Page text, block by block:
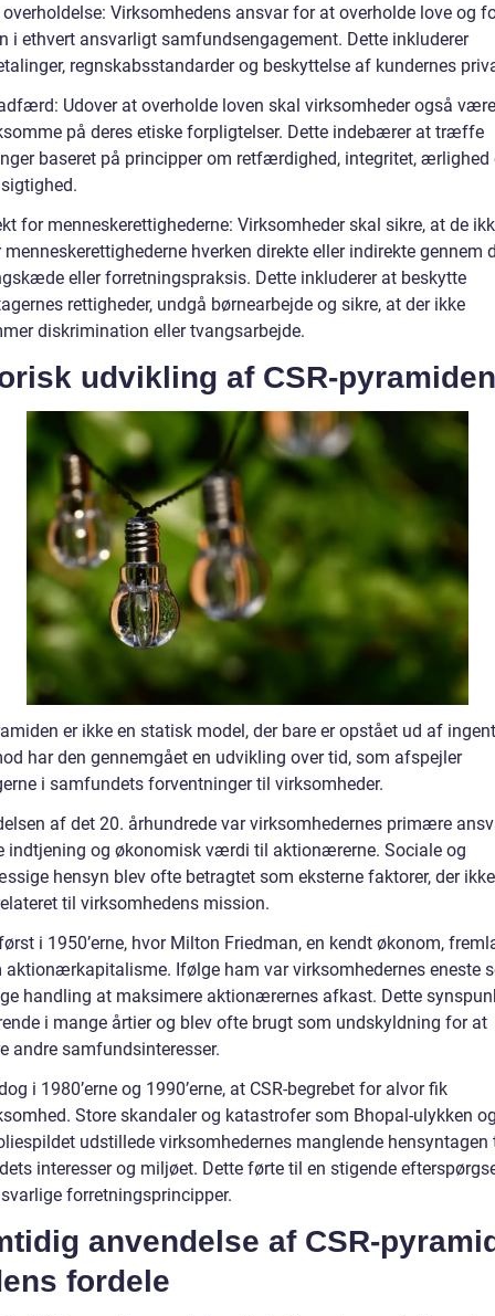
Virksomhedens ansvar for at overholde love og
i ethvert ansvarligt samfundsengagement. Dette inkluderer
regnskabsstandarder og beskyttelse af kundernes
Udover at overholde loven skal virksomheder også være
på deres etiske forpligtelser. Dette indebærer at træffe
baseret på principper om retfærdighed, integritet, ærlighed
for menneskerettighederne: Virksomheder skal sikre, at de
hverken direkte eller indirekte gennem
eller forretningspraksis. Dette inkluderer at beskytte
rettigheder, undgå børnearbejde og sikre, at der ikke
diskrimination eller tvangsarbejde.
udvikling af CSR-pyramiden
er ikke en statisk model, der bare er opstået ud af
har den gennemgået en udvikling over tid, som afspejler
i samfundets forventninger til virksomheder.
af det 20. århundrede var virksomhedernes primære
indtjening og økonomisk værdi til aktionærerne. Sociale og
hensyn blev ofte betragtet som eksterne faktorer, der
til virksomhedens mission.
i 1950’erne, hvor Milton Friedman, en kendt økonom,
aktionærkapitalisme. Ifølge ham var virksomhedernes eneste
handling at maksimere aktionærernes afkast. Dette
i mange årtier og blev ofte brugt som undskyldning for at
andre samfundsinteresser.
i 1980’erne og 1990’erne, at CSR-begrebet for alvor fik
Store skandaler og katastrofer som Bhopal-ulykken
udstillede virksomhedernes manglende hensyntagen
interesser og miljøet. Dette førte til en stigende
forretningsprincipper.
anvendelse af CSR-
fordele